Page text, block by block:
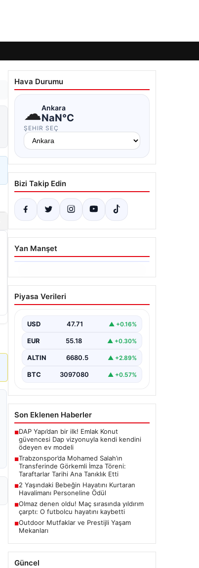
Hava Durumu
☁Ankara
NaN°C
ŞEHIR SEÇ
Bizi Takip Edin
Yan Manşet
06.08.2026
Trabzonspor’da Mohamed
Salah’ın Transferinde
Taraftarlar Tarihi Ana
Tanıklık Etti
yıldız isimlerinden Mohamed Salah’ı
yaşıyor. Yoğun ilgiyle karşılanan…
Piyasa Verileri
USD 47.71 ▲ +0.16%
EUR 55.18 ▲ +0.30%
ALTIN 6680.5 ▲ +2.89%
BTC 3097080 ▲ +0.57%
Son Eklenen Haberler
■DAP Yapı’dan bir ilk! Emlak Konut
güvencesi Dap vizyonuyla kendi kendini
ödeyen ev modeli
■Trabzonspor’da Mohamed Salah’ın
Transferinde Görkemli İmza Töreni:
Taraftarlar Tarihi Ana Tanıklık Etti
■2 Yaşındaki Bebeğin Hayatını Kurtaran
Havalimanı Personeline Ödül
■Olmaz denen oldu! Maç sırasında yıldırım
çarptı: O futbolcu hayatını kaybetti
■Outdoor Mutfaklar ve Prestijli Yaşam
Mekanları
Güncel